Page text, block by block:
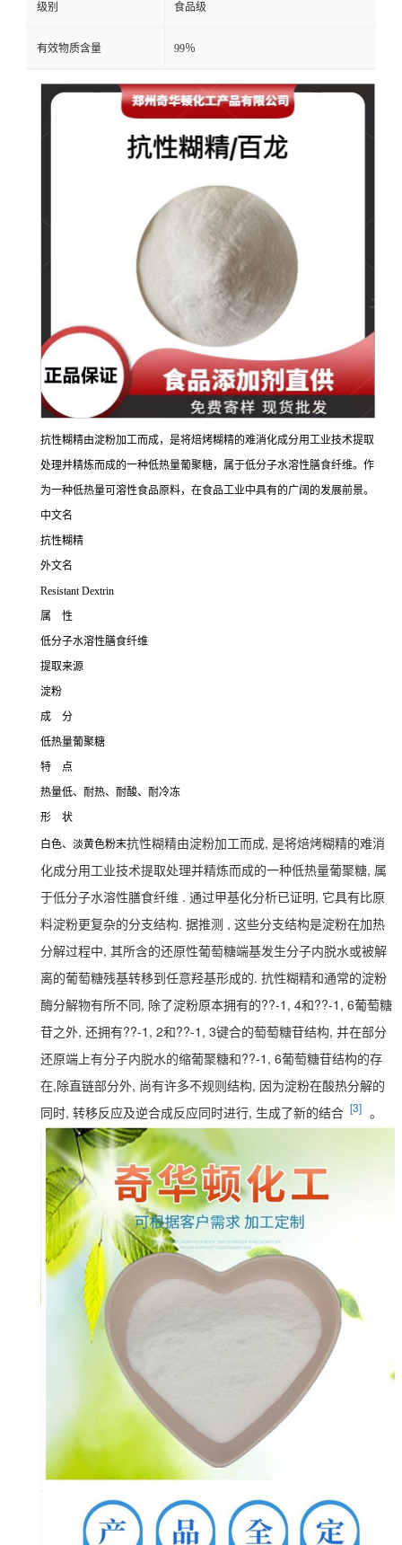
级别 食品级
有效物质含量 99％
抗性糊精由淀粉加工而成，是将焙烤糊精的难消化成分用工业技术提取
处理并精炼而成的一种低热量葡聚糖，属于低分子水溶性膳食纤维。作
为一种低热量可溶性食品原料，在食品工业中具有的广阔的发展前景。
中文名
抗性糊精
外文名
Resistant Dextrin
属 性
低分子水溶性膳食纤维
提取来源
淀粉
成 分
低热量葡聚糖
特 点
热量低、耐热、耐酸、耐冷冻
形 状
白色、淡黄色粉末抗性糊精由淀粉加工而成, 是将焙烤糊精的难消
化成分用工业技术提取处理并精炼而成的一种低热量葡聚糖, 属
于低分子水溶性膳食纤维 . 通过甲基化分析已证明, 它具有比原
料淀粉更复杂的分支结构. 据推测 , 这些分支结构是淀粉在加热
分解过程中, 其所含的还原性葡萄糖端基发生分子内脱水或被解
离的葡萄糖残基转移到任意羟基形成的. 抗性糊精和通常的淀粉
酶分解物有所不同, 除了淀粉原本拥有的??-1, 4和??-1, 6葡萄糖
苷之外, 还拥有??-1, 2和??-1, 3键合的萄萄糖苷结构, 并在部分
还原端上有分子内脱水的缩葡聚糖和??-1, 6葡萄糖苷结构的存
在,除直链部分外, 尚有许多不规则结构, 因为淀粉在酸热分解的
同时, 转移反应及逆合成反应同时进行, 生成了新的结合 [3] 。